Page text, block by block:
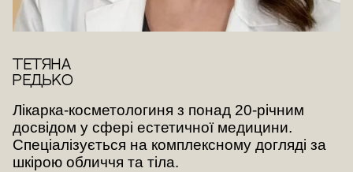
ТЕТЯНА
РЕДЬКО
Лікарка-косметологиня з понад 20-річним
досвідом у сфері естетичної медицини.
Спеціалізується на комплексному догляді за
шкірою обличчя та тіла.